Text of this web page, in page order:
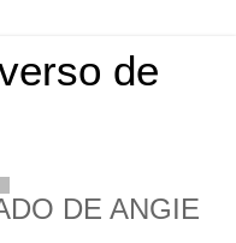
de
DE ANGIE